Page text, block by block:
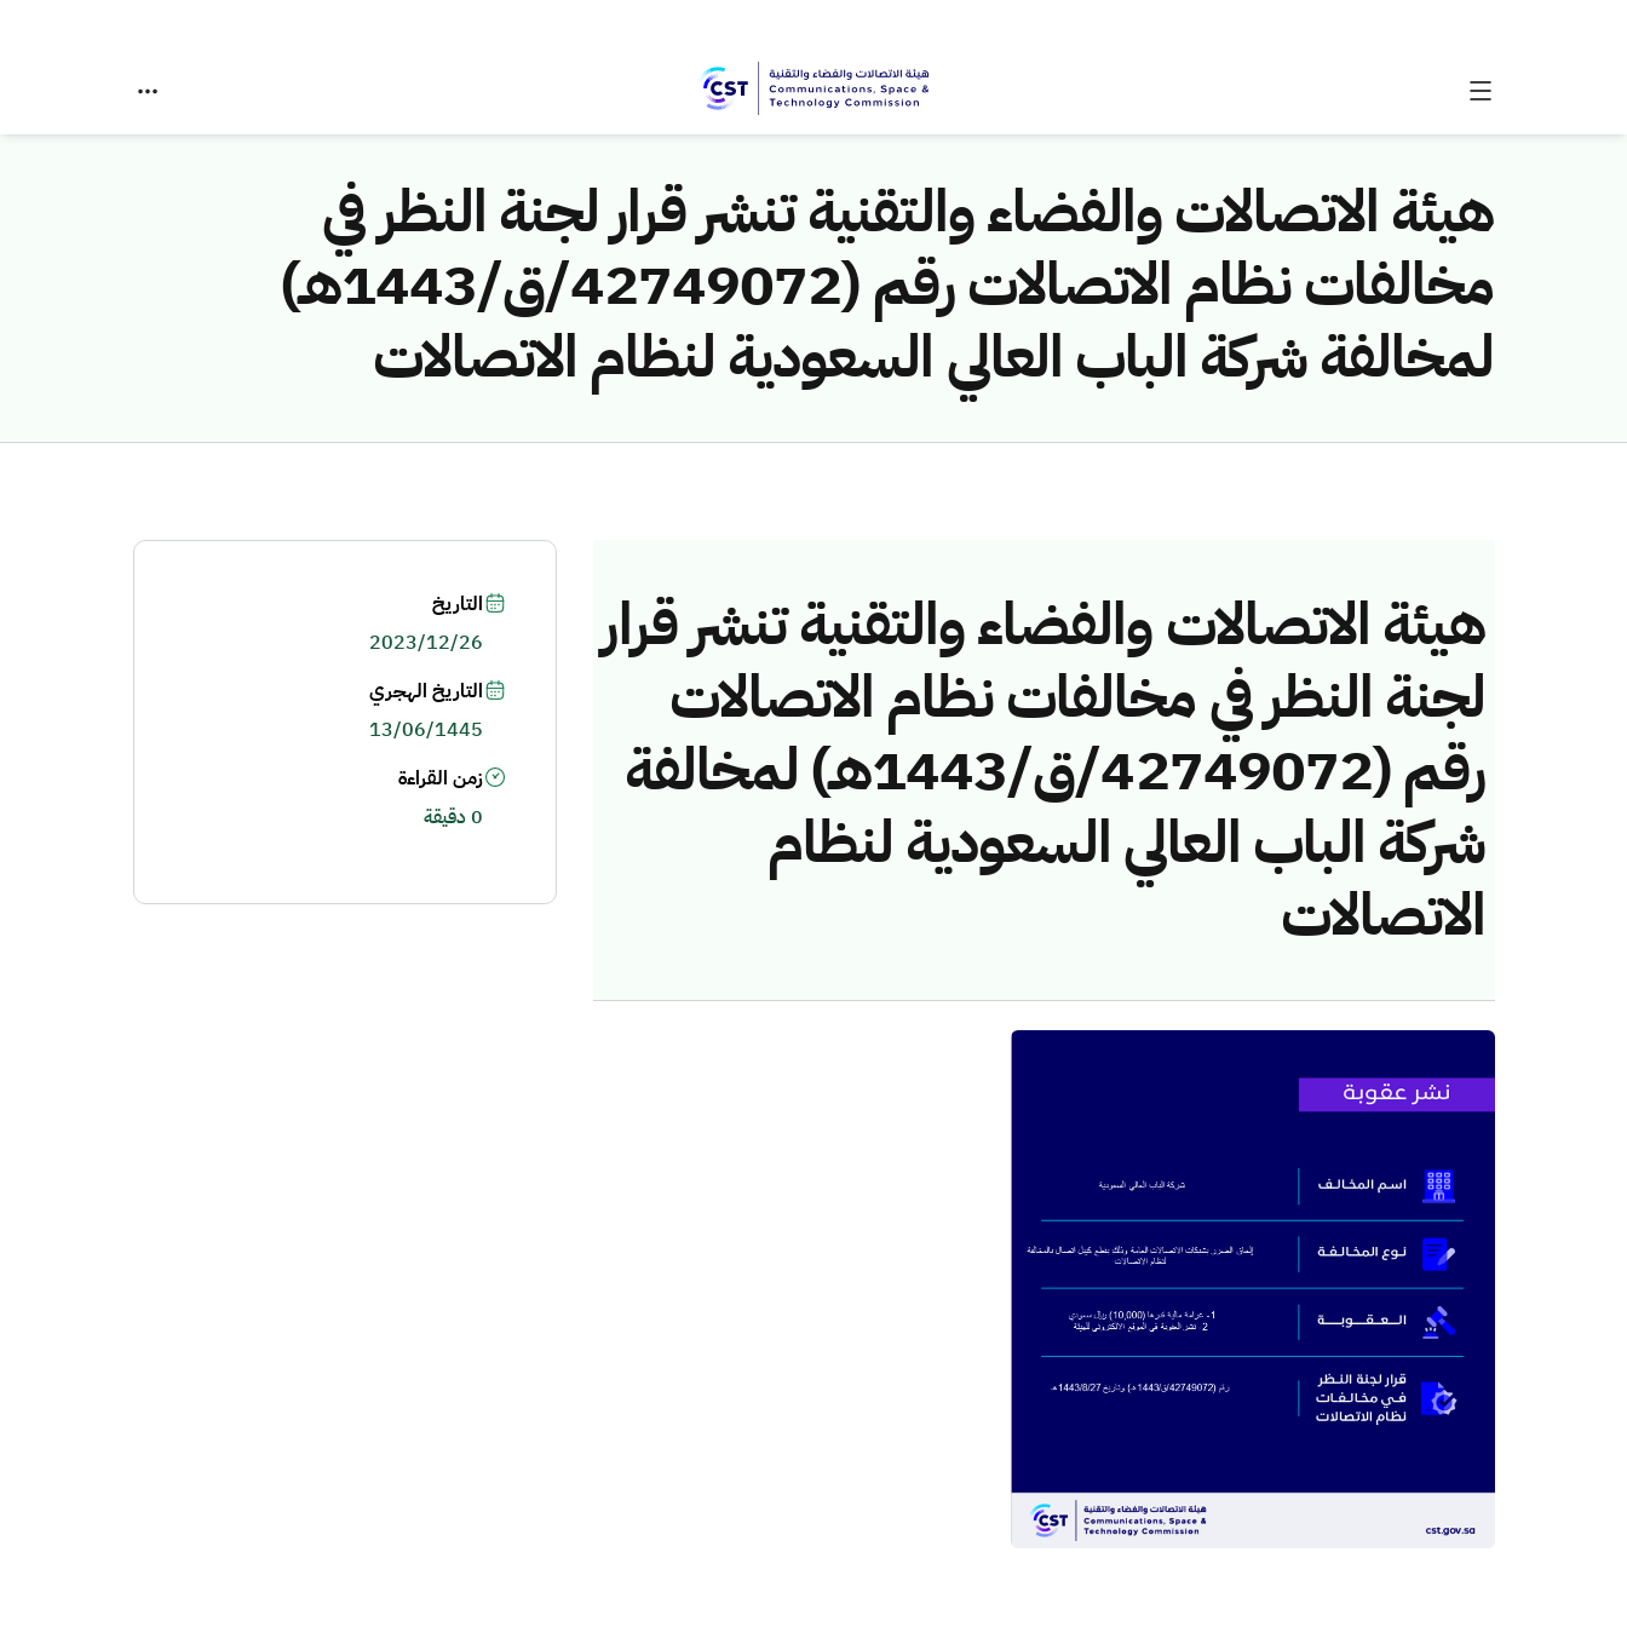
هيئة الاتصالات والفضاء والتقنية تنشر قرار لجنة النظر في
مخالفات نظام الاتصالات رقم (42749072/ق/1443هـ)
لمخالفة شركة الباب العالي السعودية لنظام الاتصالات
هيئة الاتصالات والفضاء والتقنية تنشر قرار
لجنة النظر في مخالفات نظام الاتصالات
رقم (42749072/ق/1443هـ) لمخالفة
شركة الباب العالي السعودية لنظام
الاتصالات
التاريخ
2023/12/26
التاريخ الهجري
13/06/1445
زمن القراءة
0 دقيقة